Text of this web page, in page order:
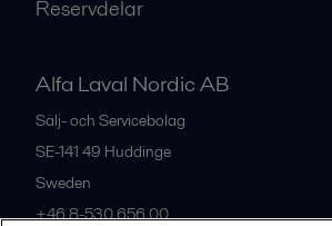
Reservdelar
Alfa Laval Nordic AB
Sälj- och Servicebolag
SE-141 49 Huddinge
Sweden
+46 8-530 656 00